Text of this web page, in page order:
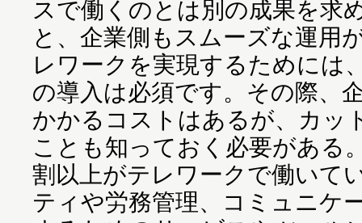
スで働くのとは別の成果を求
と、企業側もスムーズな運用
レワークを実現するためには
の導入は必須です。その際、
かかるコストはあるが、カッ
ことも知っておく必要がある
割以上がテレワークで働いて
ティや労務管理、コミュニケ